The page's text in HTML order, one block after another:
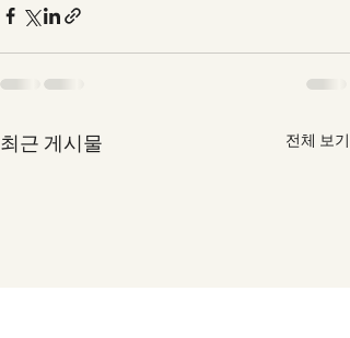
최근 게시물 전체 보기